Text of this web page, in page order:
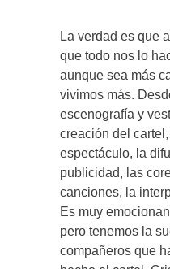
La verdad es que
que todo nos lo
aunque sea más
vivimos más.
escenografía y
creación del
espectáculo, la
publicidad, las
canciones, la
Es muy
pero tenemos la
compañeros que